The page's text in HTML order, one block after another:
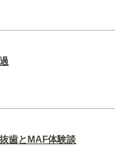
歯とMAF体験談